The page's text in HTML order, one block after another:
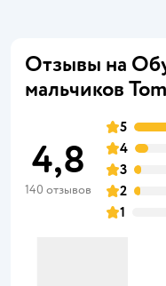
Отзывы на
мальчиков
4,8
140 отзывов
5
4
3
2
1